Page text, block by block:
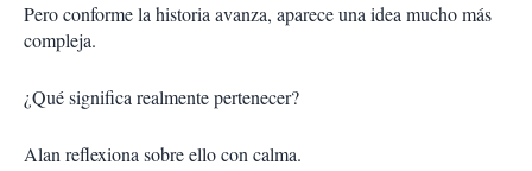
Pero conforme la historia avanza, aparece una idea mucho más
compleja.
¿Qué significa realmente pertenecer?
Alan reflexiona sobre ello con calma.